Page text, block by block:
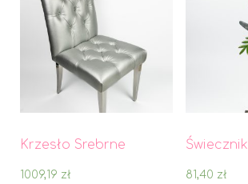
Krzesło Srebrne
1009,19 zł
Świecznik
81,40 zł